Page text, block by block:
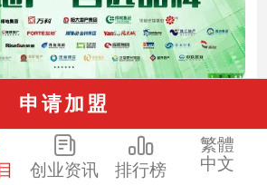
年，主要从事建筑涂料、
、防水涂料、胶粘剂和树脂等健
销售。十六年来，三棵树以强势
申请加盟
创业资讯 排行榜
繁體
中文